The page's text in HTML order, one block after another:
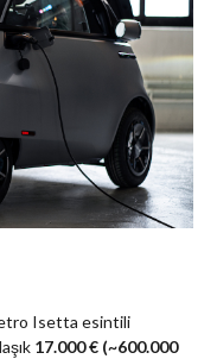
Isetta esintili
17.000 € (~600.000